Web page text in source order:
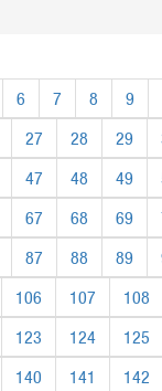
6 7 8 9
27 28 29
47 48 49
67 68 69
87 88 89
106 107 108
123 124 125
140 141 142